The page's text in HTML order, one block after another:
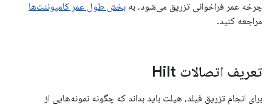
چرخه عمر فراخوانی تزریق می‌شود، به بخش طول عمر کامپوننت‌ها
مراجعه کنید.
تعریف اتصالات Hilt
برای انجام تزریق فیلد، هیلت باید بداند که چگونه نمونه‌هایی از